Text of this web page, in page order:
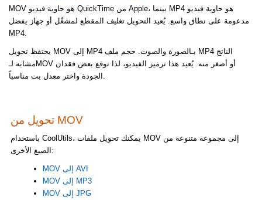
MOV هو حاوية فيديو QuickTime من Apple، بينما MP4 هو حاوية فيديو
مدعومة على نطاق واسع. يُعيد التحويل تغليف المقطع لمشغّل أو جهاز يفضل
MP4.
يحتفظ تحويل MOV إلى MP4 بـالصورة والصوت. حجم ملف MP4 الناتج
مشابه لـMOV أو أصغر منه. يُعيد هذا ترميز الفيديو، لذا توقع بعض فقدان
الجودة واختر معدل بت مناسباً.
تحويل من MOV
باستخدام CoolUtils، يمكنك تحويل ملفات MOV إلى مجموعة متنوعة من
الصيغ الأخرى:
MOV إلى AVI
MOV إلى MP3
MOV إلى JPG